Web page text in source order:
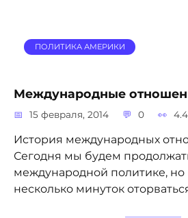
ПОЛИТИКА АМЕРИКИ
Международные
15 февраля, 2014 0
История международных
Сегодня мы будем
международной политике,
несколько минуток